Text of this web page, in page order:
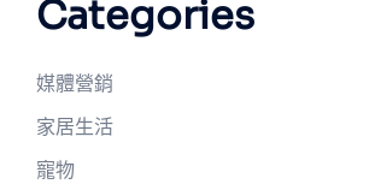
Categories
媒體營銷
家居生活
寵物